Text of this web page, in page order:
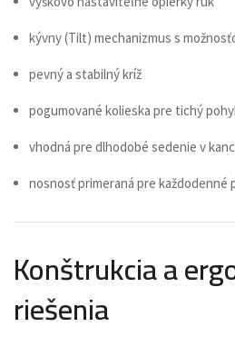
kývny (Tilt) mechanizmus s
pevný a stabilný kríž
pogumované kolieska pre tichý
vhodná pre dlhodobé sedenie v
nosnosť primeraná pre každodenné
Konštrukcia a
riešenia